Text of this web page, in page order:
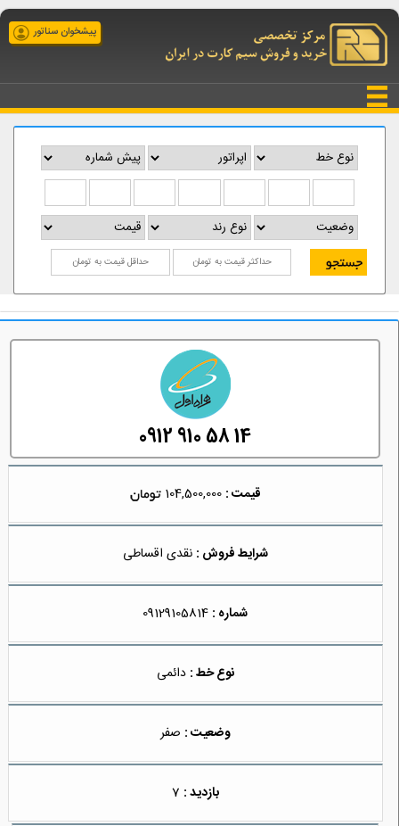
پیشخوان سناتور
0912 910 58 14
قیمت : 104,500,000
شرایط فروش : نقدی اقساطی
شماره : 09129105814
نوع خط : دائمی
وضعیت : صفر
بازدید :